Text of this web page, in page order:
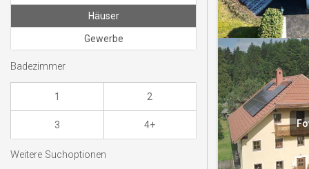
Häuser
Gewerbe
Badezimmer
1 2
3 4+
Weitere Suchoptionen